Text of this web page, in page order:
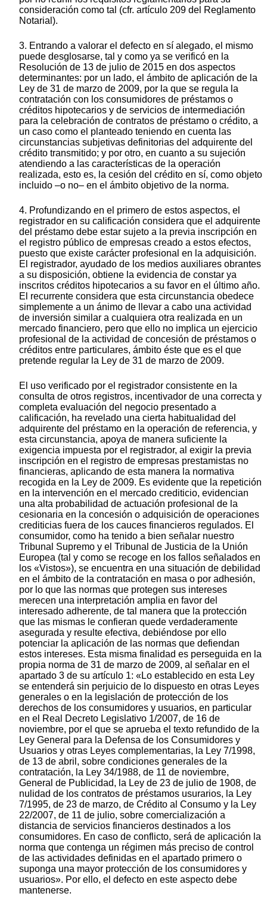
consideración como tal (cfr. artículo 209 del Reglamento
Notarial).
3. Entrando a valorar el defecto en sí alegado, el mismo
puede desglosarse, tal y como ya se verificó en la
Resolución de 13 de julio de 2015 en dos aspectos
determinantes: por un lado, el ámbito de aplicación de la
Ley de 31 de marzo de 2009, por la que se regula la
contratación con los consumidores de préstamos o
créditos hipotecarios y de servicios de intermediación
para la celebración de contratos de préstamo o crédito, a
un caso como el planteado teniendo en cuenta las
circunstancias subjetivas definitorias del adquirente del
crédito transmitido; y por otro, en cuanto a su sujeción
atendiendo a las características de la operación
realizada, esto es, la cesión del crédito en sí, como objeto
incluido –o no– en el ámbito objetivo de la norma.
4. Profundizando en el primero de estos aspectos, el
registrador en su calificación considera que el adquirente
del préstamo debe estar sujeto a la previa inscripción en
el registro público de empresas creado a estos efectos,
puesto que existe carácter profesional en la adquisición.
El registrador, ayudado de los medios auxiliares obrantes
a su disposición, obtiene la evidencia de constar ya
inscritos créditos hipotecarios a su favor en el último año.
El recurrente considera que esta circunstancia obedece
simplemente a un ánimo de llevar a cabo una actividad
de inversión similar a cualquiera otra realizada en un
mercado financiero, pero que ello no implica un ejercicio
profesional de la actividad de concesión de préstamos o
créditos entre particulares, ámbito éste que es el que
pretende regular la Ley de 31 de marzo de 2009.
El uso verificado por el registrador consistente en la
consulta de otros registros, incentivador de una correcta y
completa evaluación del negocio presentado a
calificación, ha revelado una cierta habitualidad del
adquirente del préstamo en la operación de referencia, y
esta circunstancia, apoya de manera suficiente la
exigencia impuesta por el registrador, al exigir la previa
inscripción en el registro de empresas prestamistas no
financieras, aplicando de esta manera la normativa
recogida en la Ley de 2009. Es evidente que la repetición
en la intervención en el mercado crediticio, evidencian
una alta probabilidad de actuación profesional de la
cesionaria en la concesión o adquisición de operaciones
crediticias fuera de los cauces financieros regulados. El
consumidor, como ha tenido a bien señalar nuestro
Tribunal Supremo y el Tribunal de Justicia de la Unión
Europea (tal y como se recoge en los fallos señalados en
los «Vistos»), se encuentra en una situación de debilidad
en el ámbito de la contratación en masa o por adhesión,
por lo que las normas que protegen sus intereses
merecen una interpretación amplia en favor del
interesado adherente, de tal manera que la protección
que las mismas le confieran quede verdaderamente
asegurada y resulte efectiva, debiéndose por ello
potenciar la aplicación de las normas que defiendan
estos intereses. Esta misma finalidad es perseguida en la
propia norma de 31 de marzo de 2009, al señalar en el
apartado 3 de su artículo 1: «Lo establecido en esta Ley
se entenderá sin perjuicio de lo dispuesto en otras Leyes
generales o en la legislación de protección de los
derechos de los consumidores y usuarios, en particular
en el Real Decreto Legislativo 1/2007, de 16 de
noviembre, por el que se aprueba el texto refundido de la
Ley General para la Defensa de los Consumidores y
Usuarios y otras Leyes complementarias, la Ley 7/1998,
de 13 de abril, sobre condiciones generales de la
contratación, la Ley 34/1988, de 11 de noviembre,
General de Publicidad, la Ley de 23 de julio de 1908, de
nulidad de los contratos de préstamos usurarios, la Ley
7/1995, de 23 de marzo, de Crédito al Consumo y la Ley
22/2007, de 11 de julio, sobre comercialización a
distancia de servicios financieros destinados a los
consumidores. En caso de conflicto, será de aplicación la
norma que contenga un régimen más preciso de control
de las actividades definidas en el apartado primero o
suponga una mayor protección de los consumidores y
usuarios». Por ello, el defecto en este aspecto debe
mantenerse.